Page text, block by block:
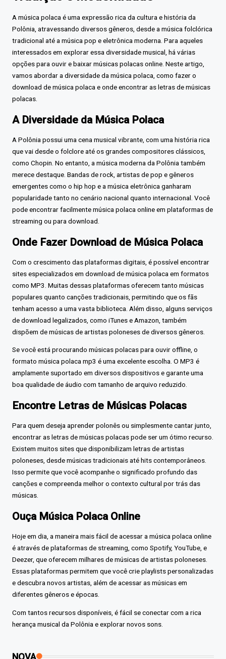
A música polaca é uma expressão rica da cultura e história da
Polônia, atravessando diversos gêneros, desde a música folclórica
tradicional até a música pop e eletrônica moderna. Para aqueles
interessados em explorar essa diversidade musical, há várias
opções para ouvir e baixar músicas polacas online. Neste artigo,
vamos abordar a diversidade da música polaca, como fazer o
download de música polaca e onde encontrar as letras de músicas
polacas.
A Diversidade da Música Polaca
A Polônia possui uma cena musical vibrante, com uma história rica
que vai desde o folclore até os grandes compositores clássicos,
como Chopin. No entanto, a música moderna da Polônia também
merece destaque. Bandas de rock, artistas de pop e gêneros
emergentes como o hip hop e a música eletrônica ganharam
popularidade tanto no cenário nacional quanto internacional. Você
pode encontrar facilmente música polaca online em plataformas de
streaming ou para download.
Onde Fazer Download de Música Polaca
Com o crescimento das plataformas digitais, é possível encontrar
sites especializados em download de música polaca em formatos
como MP3. Muitas dessas plataformas oferecem tanto músicas
populares quanto canções tradicionais, permitindo que os fãs
tenham acesso a uma vasta biblioteca. Além disso, alguns serviços
de download legalizados, como iTunes e Amazon, também
dispõem de músicas de artistas poloneses de diversos gêneros.
Se você está procurando músicas polacas para ouvir offline, o
formato música polaca mp3 é uma excelente escolha. O MP3 é
amplamente suportado em diversos dispositivos e garante uma
boa qualidade de áudio com tamanho de arquivo reduzido.
Encontre Letras de Músicas Polacas
Para quem deseja aprender polonês ou simplesmente cantar junto,
encontrar as letras de músicas polacas pode ser um ótimo recurso.
Existem muitos sites que disponibilizam letras de artistas
poloneses, desde músicas tradicionais até hits contemporâneos.
Isso permite que você acompanhe o significado profundo das
canções e compreenda melhor o contexto cultural por trás das
músicas.
Ouça Música Polaca Online
Hoje em dia, a maneira mais fácil de acessar a música polaca online
é através de plataformas de streaming, como Spotify, YouTube, e
Deezer, que oferecem milhares de músicas de artistas poloneses.
Essas plataformas permitem que você crie playlists personalizadas
e descubra novos artistas, além de acessar as músicas em
diferentes gêneros e épocas.
Com tantos recursos disponíveis, é fácil se conectar com a rica
herança musical da Polônia e explorar novos sons.
NOVA